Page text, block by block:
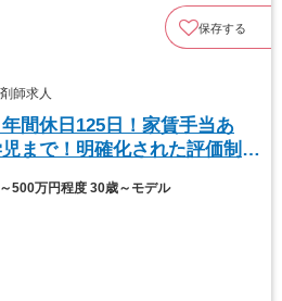
保存する
師求人
間休日125日！家賃手当あ
まで！明確化された評価制
500万円程度 30歳～モデル